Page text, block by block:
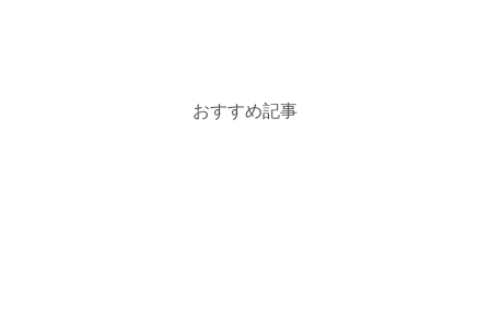
おすすめ記事